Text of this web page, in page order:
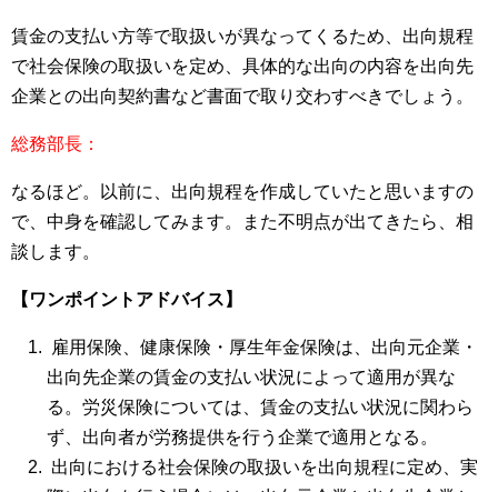
賃金の支払い方等で取扱いが異なってくるため、出向規程
で社会保険の取扱いを定め、具体的な出向の内容を出向先
企業との出向契約書など書面で取り交わすべきでしょう。
総務部長：
なるほど。以前に、出向規程を作成していたと思いますの
で、中身を確認してみます。また不明点が出てきたら、相
談します。
【ワンポイントアドバイス】
雇用保険、健康保険・厚生年金保険は、出向元企業・
出向先企業の賃金の支払い状況によって適用が異な
る。労災保険については、賃金の支払い状況に関わら
ず、出向者が労務提供を行う企業で適用となる。
出向における社会保険の取扱いを出向規程に定め、実